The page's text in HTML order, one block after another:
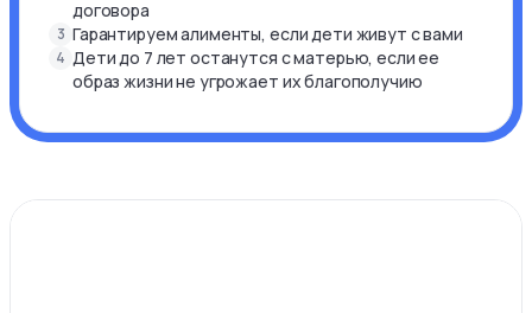
договора
3 Гарантируем алименты, если дети живут с вами
4 Дети до 7 лет останутся с матерью, если ее
образ жизни не угрожает их благополучию